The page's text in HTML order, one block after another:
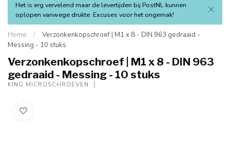
Het is erg vervelend maar de levertijden bij PostNL kunnen
oplopen vanwege drukte. Excuses voor het ongemak!
Home /
Verzonkenkopschroef | M1 x 8 - DIN 963 gedraaid -
Messing - 10 stuks
Verzonkenkopschroef | M1 x 8 - DIN 963
gedraaid - Messing - 10 stuks
KING MICROSCHROEVEN